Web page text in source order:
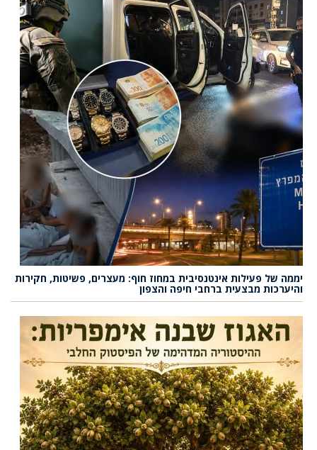
יממה של פעילות אינטנסיבית במחוז חוף: מעצרים, פשיטות, חקירות
והיערכות מבצעית ברחבי חיפה והצפון